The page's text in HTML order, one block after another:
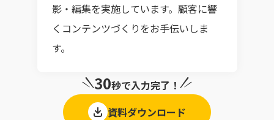
影・編集を実施しています。顧客に響
くコンテンツづくりをお手伝いしま
す。
30秒で入力完了！
資料ダウンロード